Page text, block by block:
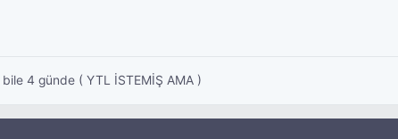
4 günde ( YTL İSTEMİŞ AMA )